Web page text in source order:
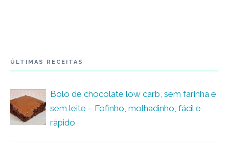
ÚLTIMAS RECEITAS
Bolo de chocolate low carb, sem farinha e
sem leite – Fofinho, molhadinho, fácil e
rápido